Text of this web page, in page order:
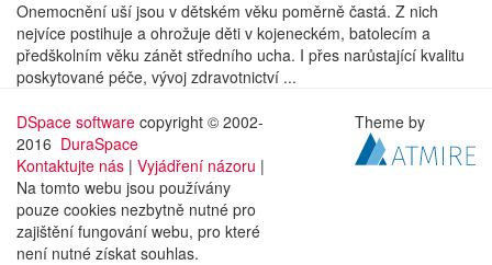
Onemocnění uší jsou v dětském věku poměrně častá. Z nich
nejvíce postihuje a ohrožuje děti v kojeneckém, batolecím a
předškolním věku zánět středního ucha. I přes narůstající kvalitu
poskytované péče, vývoj zdravotnictví ...
DSpace software copyright © 2002-
2016 DuraSpace
Kontaktujte nás | Vyjádření názoru |
Na tomto webu jsou používány
pouze cookies nezbytně nutné pro
zajištění fungování webu, pro které
není nutné získat souhlas.
Theme by